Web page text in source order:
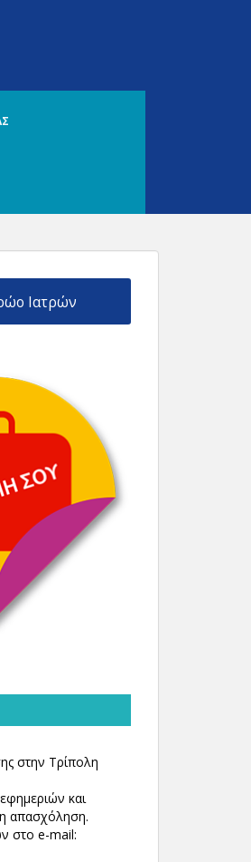
Ιατρών
στην Τρίπολη
και
απασχόληση.
στο e-mail: